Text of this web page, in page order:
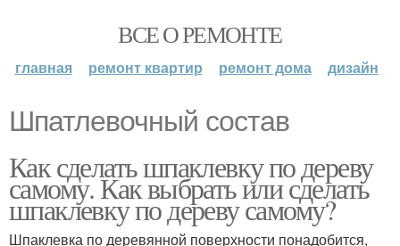
ВСЕ О РЕМОНТЕ
главная ремонт квартир ремонт дома дизайн
Шпатлевочный состав
Как сделать шпаклевку по дереву
самому. Как выбрать или сделать
шпаклевку по дереву самому?
Шпаклевка по деревянной поверхности понадобится,